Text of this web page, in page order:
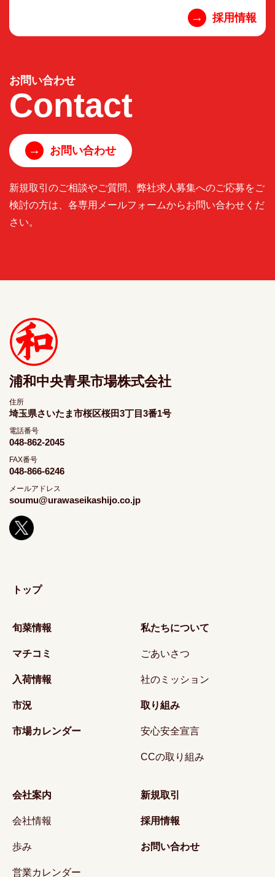
→ 採用情報
お問い合わせ
Contact
→ お問い合わせ
新規取引のご相談やご質問、弊社求人募集へのご応募をご
検討の方は、各専用メールフォームからお問い合わせくだ
さい。
浦和中央青果市場株式会社
住所
埼玉県さいたま市桜区桜田3丁目3番1号
電話番号
048-862-2045
FAX番号
048-866-6246
メールアドレス
soumu@urawaseikashijo.co.jp
トップ
旬菜情報
マチコミ
入荷情報
市況
市場カレンダー
私たちについて
ごあいさつ
社のミッション
取り組み
安心安全宣言
CCの取り組み
会社案内
会社情報
歩み
営業カレンダー
新規取引
採用情報
お問い合わせ